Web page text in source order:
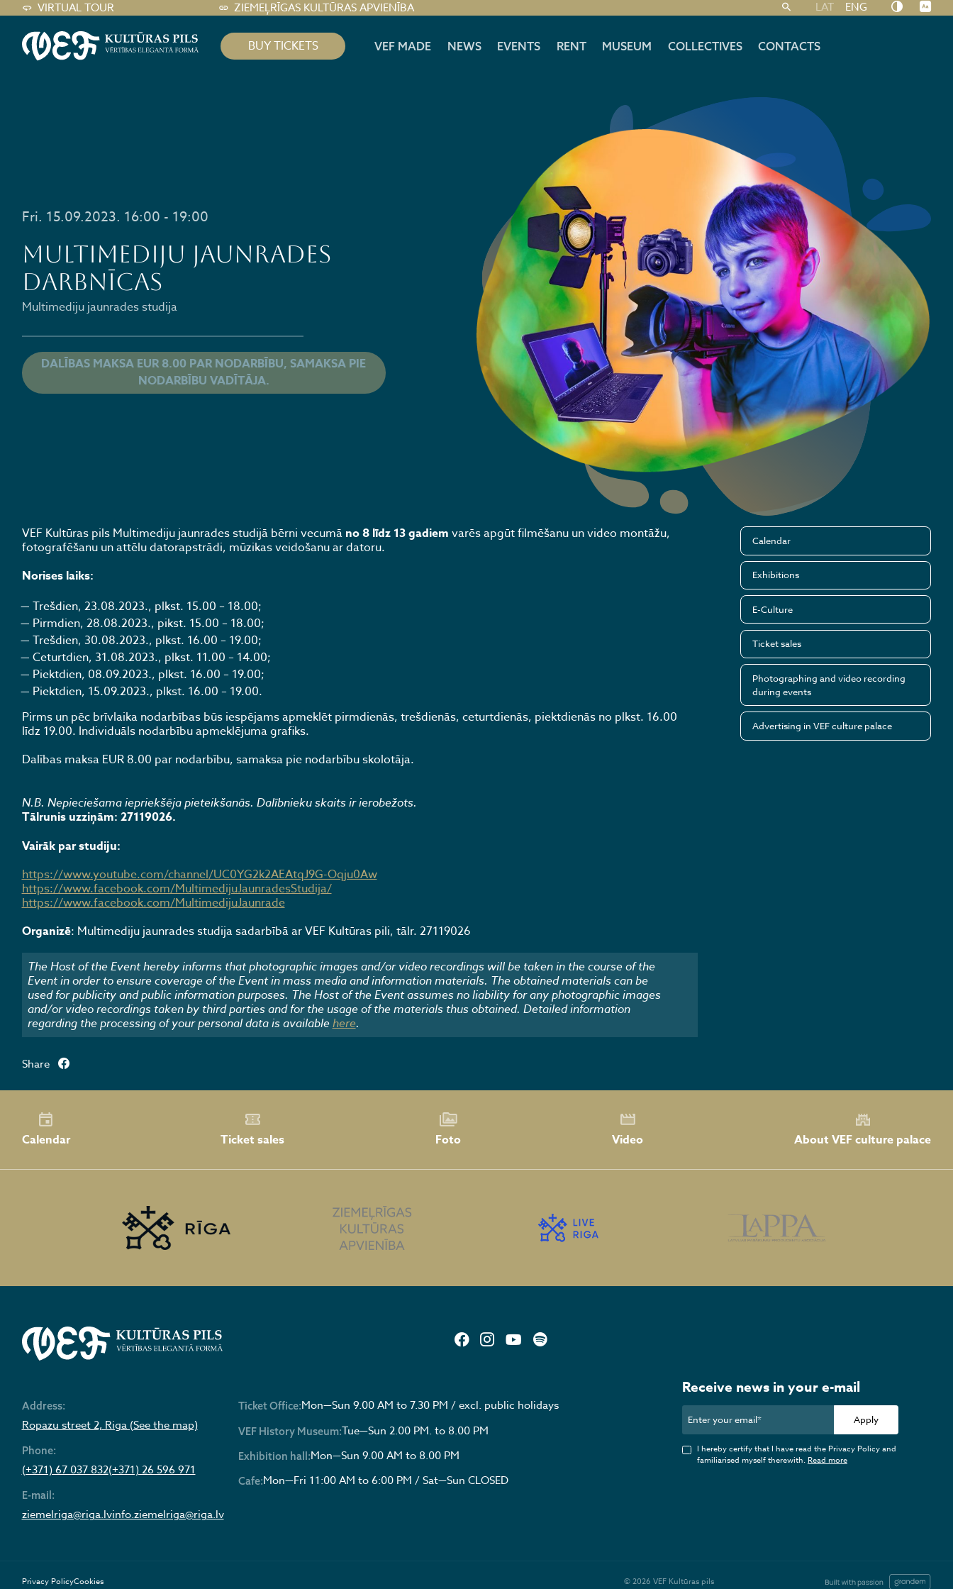
VIRTUAL TOUR ZIEMEĻRĪGAS KULTŪRAS APVIENĪBA LAT ENG
BUY TICKETS VEF MADE NEWS EVENTS RENT MUSEUM COLLECTIVES CONTACTS
Fri. 15.09.2023. 16:00 - 19:00
Multimediju jaunrades
darbnīcas
Multimediju jaunrades studija
DALĪBAS MAKSA EUR 8.00 PAR NODARBĪBU, SAMAKSA PIE
NODARBĪBU VADĪTĀJA.
VEF Kultūras pils Multimediju jaunrades studijā bērni vecumā no 8 līdz 13 gadiem varēs apgūt filmēšanu un video montāžu,
fotografēšanu un attēlu datorapstrādi, mūzikas veidošanu ar datoru.
Norises laiks:
Trešdien, 23.08.2023., plkst. 15.00 – 18.00;
Pirmdien, 28.08.2023., pikst. 15.00 – 18.00;
Trešdien, 30.08.2023., plkst. 16.00 – 19.00;
Ceturtdien, 31.08.2023., plkst. 11.00 – 14.00;
Piektdien, 08.09.2023., plkst. 16.00 – 19.00;
Piektdien, 15.09.2023., plkst. 16.00 – 19.00.
Pirms un pēc brīvlaika nodarbības būs iespējams apmeklēt pirmdienās, trešdienās, ceturtdienās, piektdienās no plkst. 16.00
līdz 19.00. Individuāls nodarbību apmeklējuma grafiks.
Dalības maksa EUR 8.00 par nodarbību, samaksa pie nodarbību skolotāja.
N.B. Nepieciešama iepriekšēja pieteikšanās. Dalībnieku skaits ir ierobežots.
Tālrunis uzziņām: 27119026.
Vairāk par studiju:
https://www.youtube.com/channel/UC0YG2k2AEAtqJ9G-Oqju0Aw
https://www.facebook.com/MultimedijuJaunradesStudija/
https://www.facebook.com/MultimedijuJaunrade
Organizē: Multimediju jaunrades studija sadarbībā ar VEF Kultūras pili, tālr. 27119026
The Host of the Event hereby informs that photographic images and/or video recordings will be taken in the course of the
Event in order to ensure coverage of the Event in mass media and information materials. The obtained materials can be
used for publicity and public information purposes. The Host of the Event assumes no liability for any photographic images
and/or video recordings taken by third parties and for the usage of the materials thus obtained. Detailed information
regarding the processing of your personal data is availablehere.
Calendar
Exhibitions
E-Culture
Ticket sales
Photographing and video recording
during events
Advertising in VEF culture palace
Share
Calendar Ticket sales Foto Video About VEF culture palace
Address:
Ropazu street 2, Riga (See the map)
Phone:
(+371) 67 037 832(+371) 26 596 971
E-mail:
ziemelriga@riga.lvinfo.ziemelriga@riga.lv
Ticket Office:Mon—Sun 9.00 AM to 7.30 PM / excl. public holidays
VEF History Museum:Tue—Sun 2.00 PM. to 8.00 PM
Exhibition hall:Mon—Sun 9.00 AM to 8.00 PM
Cafe:Mon—Fri 11:00 AM to 6:00 PM / Sat—Sun CLOSED
Receive news in your e-mail
Apply
I hereby certify that I have read the Privacy Policy and
familiarised myself therewith.Read more
Privacy PolicyCookies © 2026 VEF Kultūras pils